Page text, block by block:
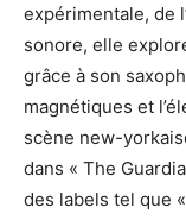
expérimentale, de
sonore, elle
grâce à son
magnétiques et
scène new-
dans « The
des labels tel que